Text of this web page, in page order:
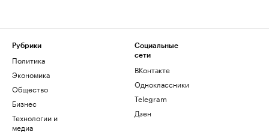
Рубрики
Политика
Экономика
Общество
Бизнес
Технологии и
медиа
Социальные
сети
ВКонтакте
Одноклассники
Telegram
Дзен